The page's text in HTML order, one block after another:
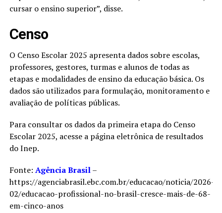
cursar o ensino superior”, disse.
​Censo
O Censo Escolar 2025 apresenta dados sobre escolas,
professores, gestores, turmas e alunos de todas as
etapas e modalidades de ensino da educação básica. Os
dados são utilizados para formulação, monitoramento e
avaliação de políticas públicas.
Para consultar os dados da primeira etapa do Censo
Escolar 2025, acesse a página eletrônica de resultados
do Inep.
Fonte: Agência Brasil–
https://agenciabrasil.ebc.com.br/educacao/noticia/2026-
02/educacao-profissional-no-brasil-cresce-mais-de-68-
em-cinco-anos